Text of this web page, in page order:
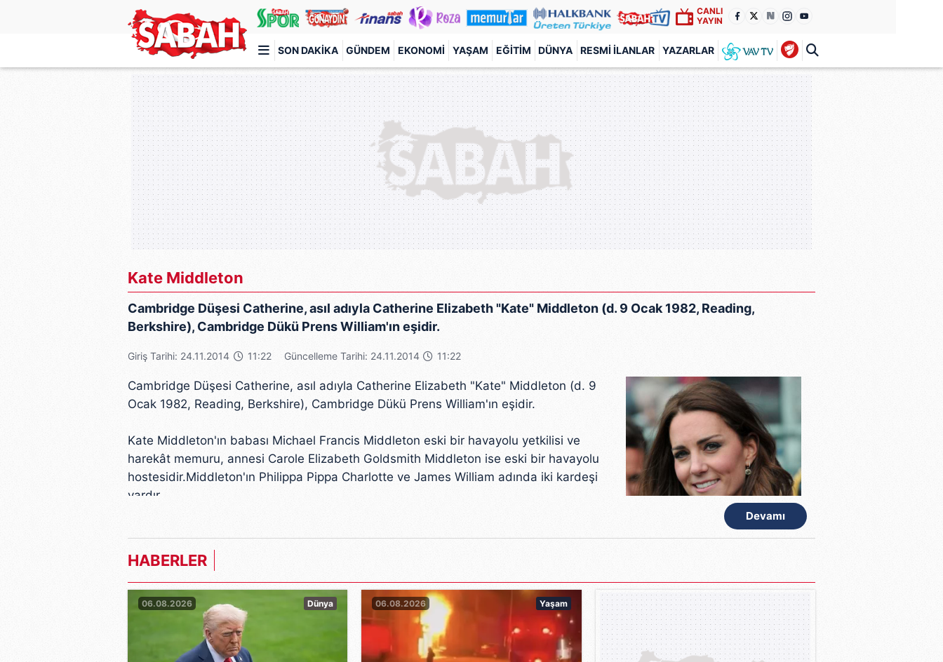
CANLI
YAYIN
SON DAKIKA GÜNDEM EKONOMI YAŞAM EĞITIM DÜNYA RESMI İLANLAR YAZARLAR
Türkiye'nin en iyi haber sitesi
Kate Middleton
Cambridge Düşesi Catherine, asıl adıyla Catherine Elizabeth "Kate" Middleton (d. 9 Ocak 1982, Reading,
Berkshire), Cambridge Dükü Prens William'ın eşidir.
Giriş Tarihi: 24.11.2014 11:22 Güncelleme Tarihi: 24.11.2014 11:22
Devamı
Cambridge Düşesi Catherine, asıl adıyla Catherine Elizabeth "Kate" Middleton (d. 9
Ocak 1982, Reading, Berkshire), Cambridge Dükü Prens William'ın eşidir.
Kate Middleton'ın babası Michael Francis Middleton eski bir havayolu yetkilisi ve
harekât memuru, annesi Carole Elizabeth Goldsmith Middleton ise eski bir havayolu
hostesidir.Middleton'ın Philippa Pippa Charlotte ve James William adında iki kardeşi
vardır.
nişanlandıkları kamuoyuna duyuruldu. Düğün 29 Nisan 2011'de Westminster Abbey'de
gerçekleşti. Kate Middleton, Alexander McQueen'den Sarah Burton tasarımı bir gelinlik
tercih etti.
Çiftin ilk çocukları bir erkek oldu ve 22 Temmuz 2013'te dünyaya geldi.
HABERLER
06.08.2026 Dünya 06.08.2026 Yaşam